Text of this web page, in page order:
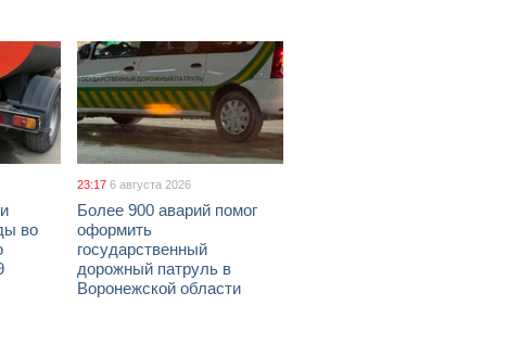
во
23:17 6 августа 2026
Более 900 аварий помог
оформить
государственный
дорожный патруль в
Воронежской области